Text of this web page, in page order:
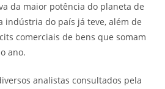
da maior potência do planeta de
indústria do país já teve, além de
comerciais de bens que somam
ano.
analistas consultados pela